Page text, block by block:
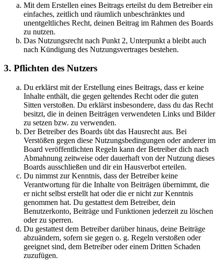
Mit dem Erstellen eines Beitrags erteilst du dem Betreiber ein
einfaches, zeitlich und räumlich unbeschränktes und
unentgeltliches Recht, deinen Beitrag im Rahmen des Boards
zu nutzen.
Das Nutzungsrecht nach Punkt 2, Unterpunkt a bleibt auch
nach Kündigung des Nutzungsvertrages bestehen.
3. Pflichten des Nutzers
Du erklärst mit der Erstellung eines Beitrags, dass er keine
Inhalte enthält, die gegen geltendes Recht oder die guten
Sitten verstoßen. Du erklärst insbesondere, dass du das Recht
besitzt, die in deinen Beiträgen verwendeten Links und Bilder
zu setzen bzw. zu verwenden.
Der Betreiber des Boards übt das Hausrecht aus. Bei
Verstößen gegen diese Nutzungsbedingungen oder anderer im
Board veröffentlichten Regeln kann der Betreiber dich nach
Abmahnung zeitweise oder dauerhaft von der Nutzung dieses
Boards ausschließen und dir ein Hausverbot erteilen.
Du nimmst zur Kenntnis, dass der Betreiber keine
Verantwortung für die Inhalte von Beiträgen übernimmt, die
er nicht selbst erstellt hat oder die er nicht zur Kenntnis
genommen hat. Du gestattest dem Betreiber, dein
Benutzerkonto, Beiträge und Funktionen jederzeit zu löschen
oder zu sperren.
Du gestattest dem Betreiber darüber hinaus, deine Beiträge
abzuändern, sofern sie gegen o. g. Regeln verstoßen oder
geeignet sind, dem Betreiber oder einem Dritten Schaden
zuzufügen.